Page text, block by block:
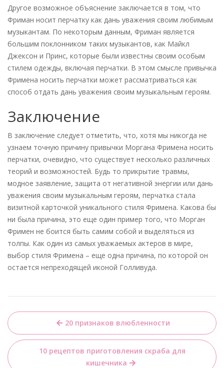
Другое возможное объяснение заключается в том, что
Фриман носит перчатку как дань уважения своим любимым
музыкантам. По некоторым данным, Фриман является
большим поклонником таких музыкантов, как Майкл
Джексон и Принс, которые были известны своим особым
стилем одежды, включая перчатки. В этом смысле привычка
Фримена носить перчатки может рассматриваться как
способ отдать дань уважения своим музыкальным героям.
Заключение
В заключение следует отметить, что, хотя мы никогда не
узнаем точную причину привычки Моргана Фримена носить
перчатки, очевидно, что существует несколько различных
теорий и возможностей. Будь то прикрытие травмы,
модное заявление, защита от негативной энергии или дань
уважения своим музыкальным героям, перчатка стала
визитной карточкой уникального стиля Фримена. Какова бы
ни была причина, это еще один пример того, что Морган
Фримен не боится быть самим собой и выделяться из
толпы. Как один из самых уважаемых актеров в мире,
выбор стиля Фримена – еще одна причина, по которой он
остается непреходящей иконой Голливуда.
Навигация
по
записям
20 признаков влюбленности
10 рецептов приготовления скраба для
кишечника